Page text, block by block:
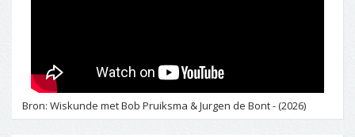
Bron: Wiskunde met Bob Pruiksma & Jurgen de Bont - (2026)